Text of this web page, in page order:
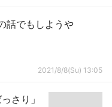
話でもしようや
2021/8/8(Su) 13:05
さり」